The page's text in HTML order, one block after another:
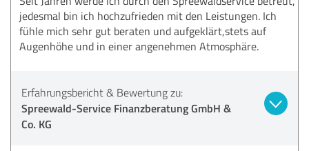
jedesmal bin ich hochzufrieden mit den Leistungen. Ich
fühle mich sehr gut beraten und aufgeklärt,stets auf
Augenhöhe und in einer angenehmen Atmosphäre.
Erfahrungsbericht & Bewertung zu:
Spreewald-Service Finanzberatung GmbH &
Co. KG